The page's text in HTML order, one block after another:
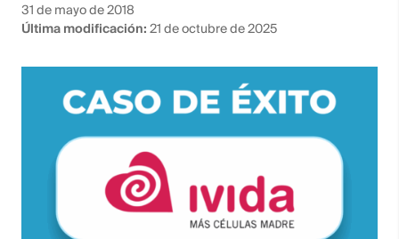
31 de mayo de 2018
Última modificación: 21 de octubre de 2025